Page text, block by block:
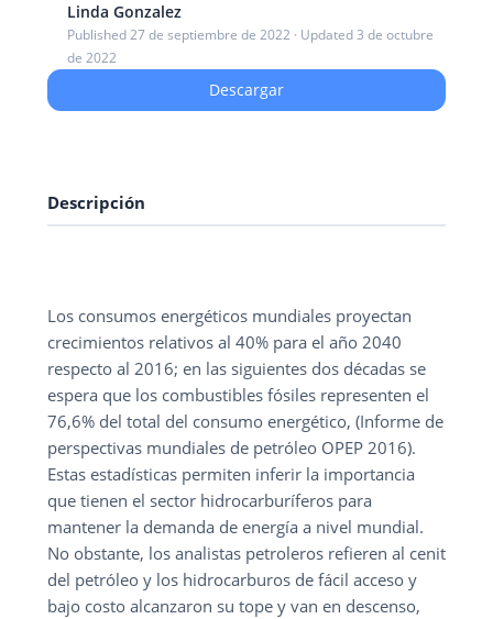
Linda Gonzalez
Published 27 de septiembre de 2022 · Updated 3 de octubre
de 2022
Descargar
Descripción
Los consumos energéticos mundiales proyectan
crecimientos relativos al 40% para el año 2040
respecto al 2016; en las siguientes dos décadas se
espera que los combustibles fósiles representen el
76,6% del total del consumo energético, (Informe de
perspectivas mundiales de petróleo OPEP 2016).
Estas estadísticas permiten inferir la importancia
que tienen el sector hidrocarburíferos para
mantener la demanda de energía a nivel mundial.
No obstante, los analistas petroleros refieren al cenit
del petróleo y los hidrocarburos de fácil acceso y
bajo costo alcanzaron su tope y van en descenso,